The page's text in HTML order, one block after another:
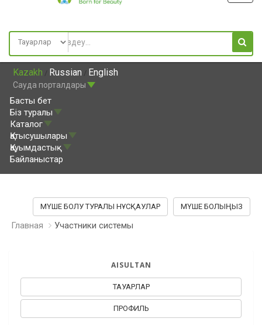
меню
Kazakh / Russian / English
Сауда порталдары
Басты бет
Біз туралы
Каталог
Қатысушылары
Қауымдастық
Байланыстар
МҮШЕ БОЛУ ТУРАЛЫ НҰСҚАУЛАР МҮШЕ БОЛЫҢЫЗ
Главная Участники системы
AISULTAN
ТАУАРЛАР
ПРОФИЛЬ